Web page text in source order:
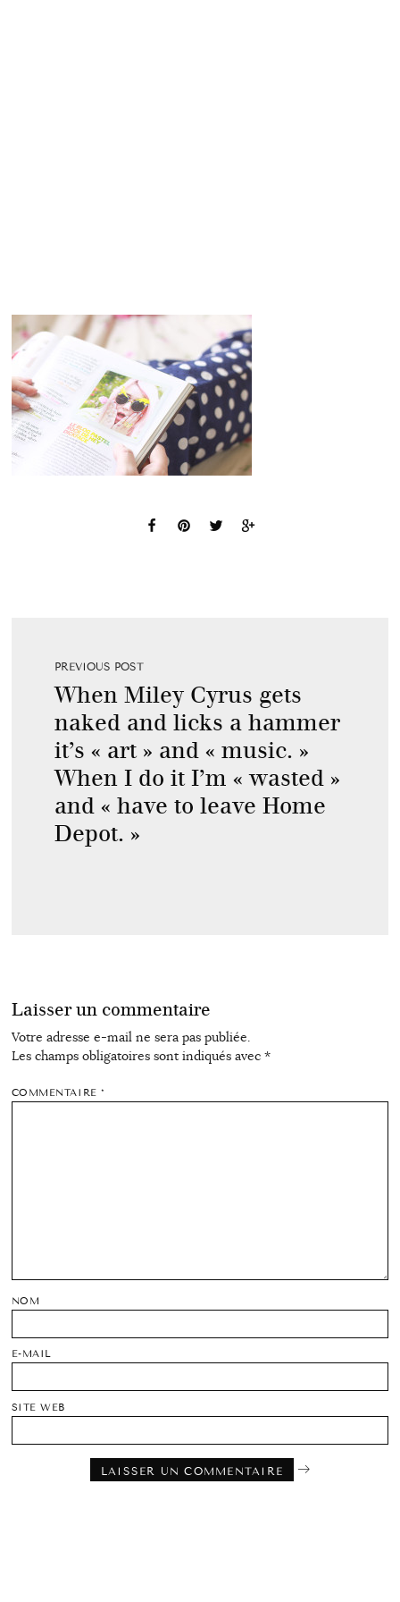
PREVIOUS POST
When Miley Cyrus gets
naked and licks a hammer
it’s « art » and « music. »
When I do it I’m « wasted »
and « have to leave Home
Depot. »
Laisser un commentaire
Votre adresse e-mail ne sera pas publiée.
Les champs obligatoires sont indiqués avec *
COMMENTAIRE*
NOM
E-MAIL
SITE WEB